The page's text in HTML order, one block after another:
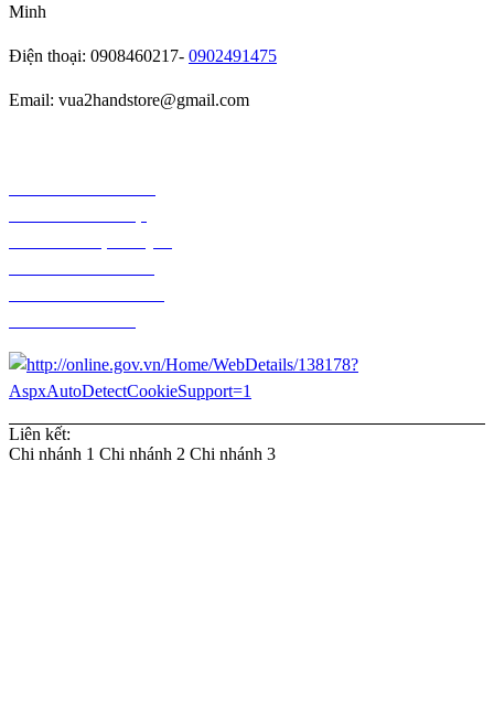
Minh
Điện thoại: 0908460217- 0902491475
Email: vua2handstore@gmail.com
Liên kết:
Chi nhánh 1 Chi nhánh 2 Chi nhánh 3